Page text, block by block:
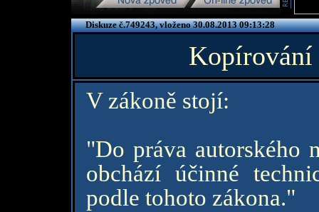
Diskuze č.749243, vloženo 30.08.2013 09:13:28
Kopírování
V zákoně stojí:
"Do práva autorského
obchází účinné
podle tohoto zákona."